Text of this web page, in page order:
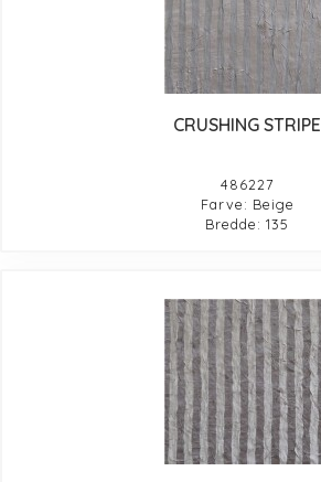
CRUSHING STRIPE
486227
Farve: Beige
Bredde: 135